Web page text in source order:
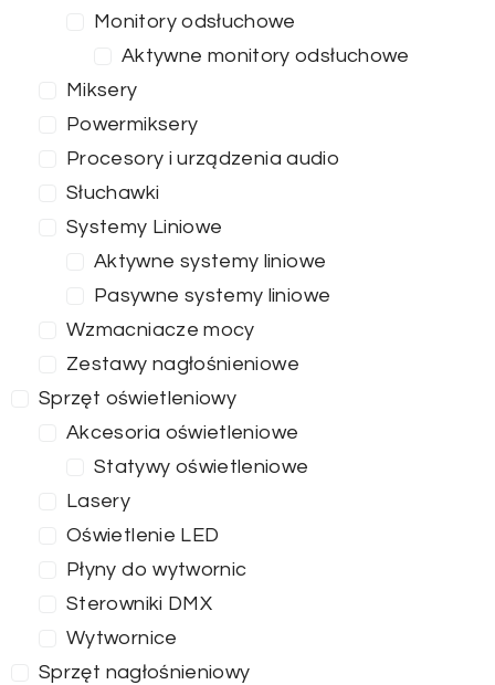
Monitory odsłuchowe
Aktywne monitory odsłuchowe
Miksery
Powermiksery
Procesory i urządzenia audio
Słuchawki
Systemy Liniowe
Aktywne systemy liniowe
Pasywne systemy liniowe
Wzmacniacze mocy
Zestawy nagłośnieniowe
Sprzęt oświetleniowy
Akcesoria oświetleniowe
Statywy oświetleniowe
Lasery
Oświetlenie LED
Płyny do wytwornic
Sterowniki DMX
Wytwornice
Sprzęt nagłośnieniowy